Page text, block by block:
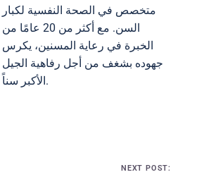
متخصص في الصحة النفسية لكبار
السن. مع أكثر من 20 عامًا من
الخبرة في رعاية المسنين، يكرس
جهوده بشغف من أجل رفاهية الجيل
الأكبر سناً.
NEXT POST: